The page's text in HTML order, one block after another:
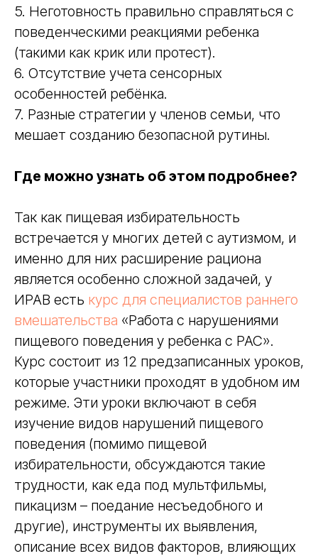
5. Неготовность правильно справляться с
поведенческими реакциями ребенка
(такими как крик или протест).
6. Отсутствие учета сенсорных
особенностей ребёнка.
7. Разные стратегии у членов семьи, что
мешает созданию безопасной рутины.
Где можно узнать об этом подробнее?
Так как пищевая избирательность
встречается у многих детей с аутизмом, и
именно для них расширение рациона
является особенно сложной задачей, у
ИРАВ есть курс для специалистов раннего
вмешательства «Работа с нарушениями
пищевого поведения у ребенка с РАС».
Курс состоит из 12 предзаписанных уроков,
которые участники проходят в удобном им
режиме. Эти уроки включают в себя
изучение видов нарушений пищевого
поведения (помимо пищевой
избирательности, обсуждаются такие
трудности, как еда под мультфильмы,
пикацизм – поедание несъедобного и
другие), инструменты их выявления,
описание всех видов факторов, влияющих